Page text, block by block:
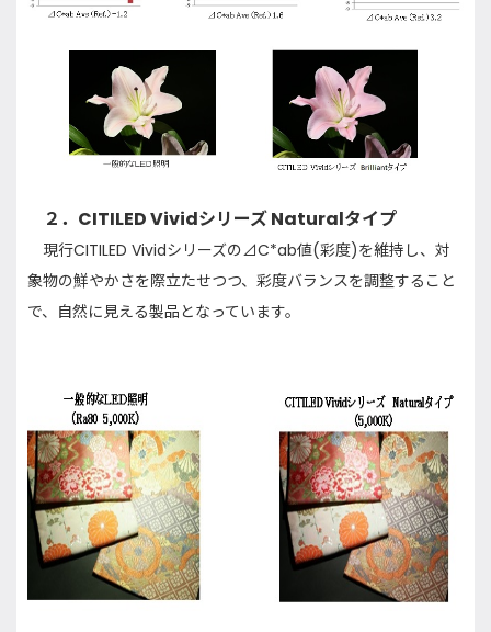
２． CITILED VividシリーズNaturalタイプ
現行CITILED Vividシリーズの⊿C*ab値(彩度)を維持し、対
象物の鮮やかさを際立たせつつ、彩度バランスを調整すること
で、自然に見える製品となっています。